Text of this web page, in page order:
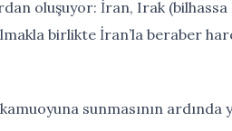
oluşuyor: İran, Irak
birlikte İran’la beraber
kamuoyuna sunmasının